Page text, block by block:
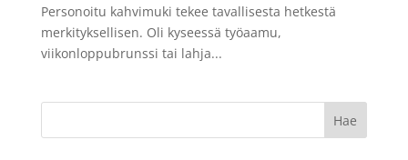
Personoitu kahvimuki tekee tavallisesta hetkestä
merkityksellisen. Oli kyseessä työaamu,
viikonloppubrunssi tai lahja...